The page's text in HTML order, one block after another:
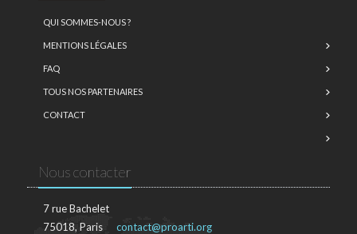
QUI SOMMES-NOUS ?
MENTIONS LÉGALES
FAQ
TOUS NOS PARTENAIRES
CONTACT
Nous contacter
7 rue Bachelet
75018, Paris
contact@proarti.org